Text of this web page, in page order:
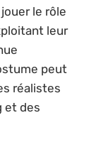
le rôle
leur
peut
réalistes
et des